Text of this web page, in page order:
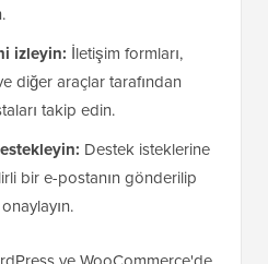
izleyin: İletişim formları,
diğer araçlar tarafından
takip edin.
Destek isteklerine
bir e-postanın gönderilip